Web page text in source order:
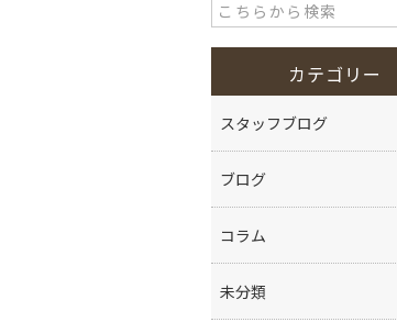
カテゴリー
スタッフブログ
ブログ
コラム
未分類